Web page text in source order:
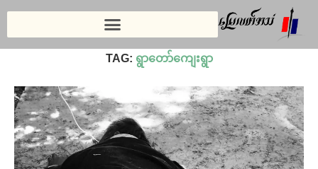
ရွာတော်ကျေးရွာ
TAG: ရွာတော်ကျေးရွာ